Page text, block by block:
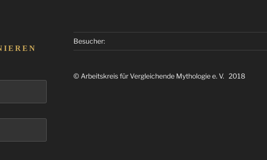
Besucher:
© Arbeitskreis für Vergleichende Mythologie e. V. 2018